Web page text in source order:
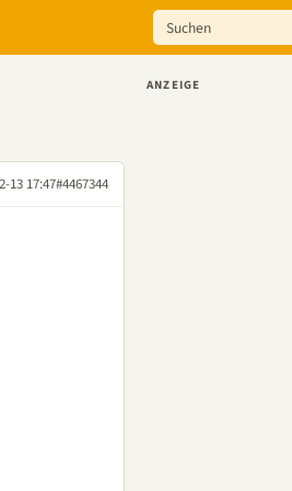
13 17:47#4467344
ANZEIGE